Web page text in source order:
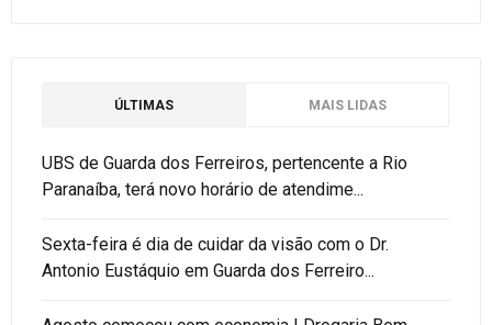
ÚLTIMAS MAIS LIDAS
UBS de Guarda dos Ferreiros, pertencente a Rio
Paranaíba, terá novo horário de atendime...
Sexta-feira é dia de cuidar da visão com o Dr.
Antonio Eustáquio em Guarda dos Ferreiro...